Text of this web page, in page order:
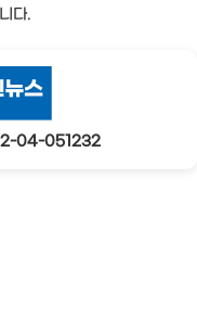
다.
04-051232